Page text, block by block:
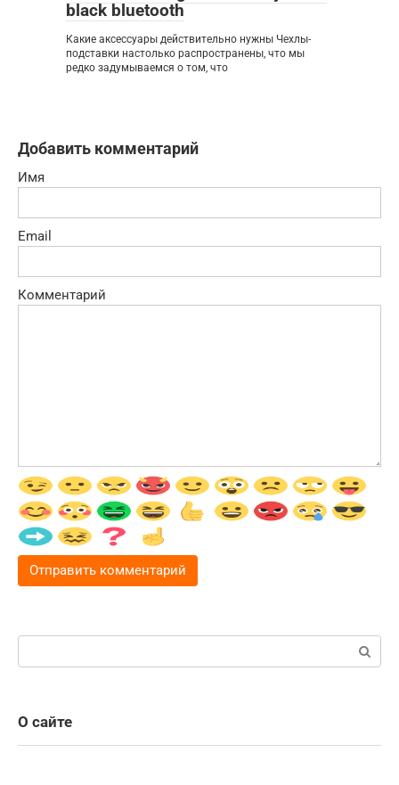
black bluetooth
Какие аксессуары действительно нужны Чехлы-
подставки настолько распространены, что мы
редко задумываемся о том, что
Добавить комментарий
Имя
Email
Комментарий
О сайте